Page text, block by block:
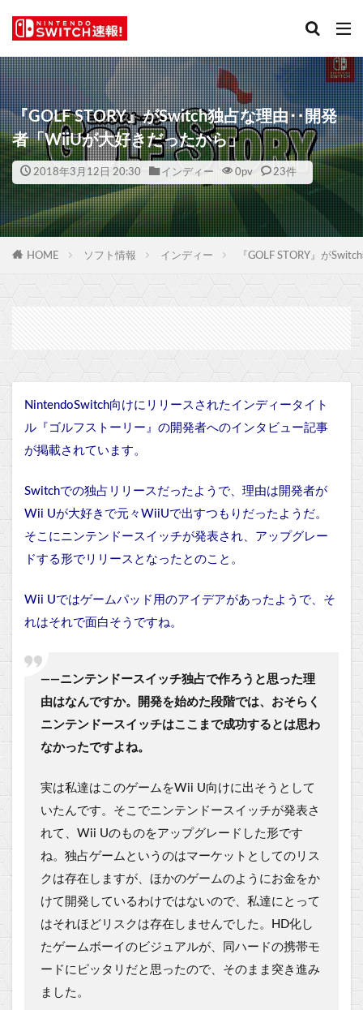
『GOLF STORY』がSwitch独占な理由‥開発
者「WiiUが大好きだったから」
2018年3月12日 20:30 インディー 0pv 23件
HOME ソフト情報 インディー 『GOLF STORY』が
NintendoSwitch向けにリリースされたインディータイト
ル『ゴルフストーリー』の開発者へのインタビュー記事
が掲載されています。
Switchでの独占リリースだったようで、理由は開発者が
Wii Uが大好きで元々WiiUで出すつもりだったようだ。
そこにニンテンドースイッチが発表され、アップグレー
ドする形でリリースとなったとのこと。
Wii Uではゲームパッド用のアイデアがあったようで、そ
れはそれで面白そうですね。
――ニンテンドースイッチ独占で作ろうと思った理
由はなんですか。開発を始めた段階では、おそらく
ニンテンドースイッチはここまで成功するとは思わ
なかったですよね。
実は私達はこのゲームをWii U向けに出そうとして
いたんです。そこでニンテンドースイッチが発表さ
れて、Wii Uのものをアップグレードした形です
ね。独占ゲームというのはマーケットとしてのリス
クは存在しますが、ほかのゲームのようにお金をか
けて開発しているわけではないので、私達にとって
はそれほどリスクは存在しませんでした。HD化し
たゲームボーイのビジュアルが、同ハードの携帯モ
ードにピッタリだと思ったので、そのまま突き進み
ました。